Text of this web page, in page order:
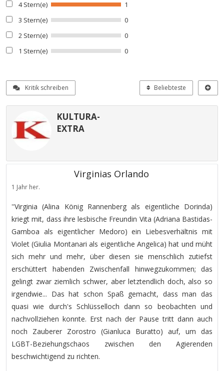
4 Stern(e)
1
3 Stern(e)
0
2 Stern(e)
0
1 Stern(e)
0
Kritik schreiben Beliebteste
KULTURA-
EXTRA
Virginias Orlando
1 Jahr her.
''Virginia (Alina König Rannenberg als eigentliche Dorinda)
kriegt mit, dass ihre lesbische Freundin Vita (Adriana Bastidas-
Gamboa als eigentlicher Medoro) ein Liebesverhältnis mit
Violet (Giulia Montanari als eigentliche Angelica) hat und müht
sich mehr und mehr, über diesen sie menschlich zutiefst
erschüttert habenden Zwischenfall hinwegzukommen; das
gelingt zwar ziemlich schwer, aber letztendlich doch, also so
irgendwie... Das hat schon Spaß gemacht, dass man das
quasi wie durch's Schlüsselloch dann so beobachten und
nachvollziehen konnte. Erst nach der Pause tritt dann auch
noch Zauberer Zorostro (Gianluca Buratto) auf, um das
LGBT-Beziehungschaos zwischen den Agierenden
beschwichtigend zu richten.